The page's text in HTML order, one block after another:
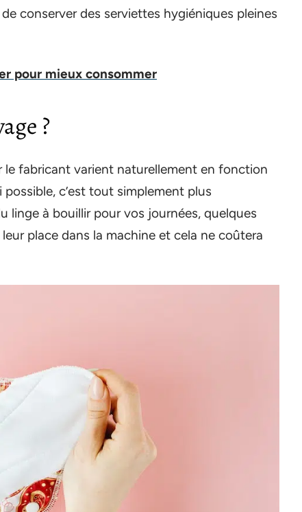
conserver des serviettes hygiéniques pleines
pour mieux consommer
?
le fabricant varient naturellement en fonction
c’est tout simplement plus
linge à bouillir pour vos journées, quelques
place dans la machine et cela ne coûtera